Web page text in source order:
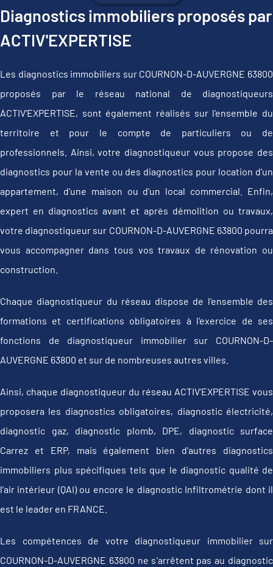
Diagnostics immobiliers proposés par
ACTIV'EXPERTISE
Les diagnostics immobiliers sur COURNON-D-AUVERGNE 63800
proposés par le réseau national de diagnostiqueurs
ACTIV'EXPERTISE, sont également réalisés sur l'ensemble du
territoire et pour le compte de particuliers ou de
professionnels. Ainsi, votre diagnostiqueur vous propose des
diagnostics pour la vente ou des diagnostics pour location d'un
appartement, d'une maison ou d'un local commercial. Enfin,
expert en diagnostics avant et après démolition ou travaux,
votre diagnostiqueur sur COURNON-D-AUVERGNE 63800 pourra
vous accompagner dans tous vos travaux de rénovation ou
construction.
Chaque diagnostiqueur du réseau dispose de l'ensemble des
formations et certifications obligatoires à l'exercice de ses
fonctions de diagnostiqueur immobilier sur COURNON-D-
AUVERGNE 63800 et sur de nombreuses autres villes.
Ainsi, chaque diagnostiqueur du réseau ACTIV'EXPERTISE vous
proposera les diagnostics obligatoires, diagnostic électricité,
diagnostic gaz, diagnostic plomb, DPE, diagnostic surface
Carrez et ERP, mais également bien d'autres diagnostics
immobiliers plus spécifiques tels que le diagnostic qualité de
l'air intérieur (QAI) ou encore le diagnostic Infiltrométrie dont il
est le leader en FRANCE.
Les compétences de votre diagnostiqueur immobilier sur
COURNON-D-AUVERGNE 63800 ne s'arrêtent pas au diagnostic